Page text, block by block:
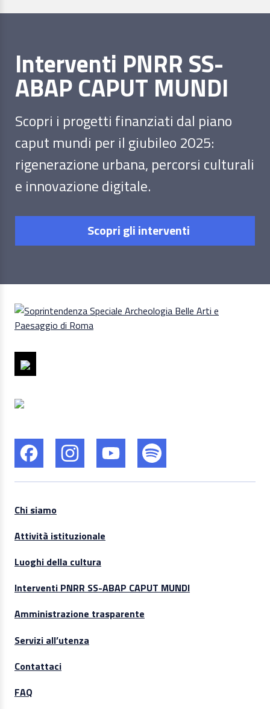
Interventi PNRR SS-
ABAP CAPUT MUNDI
Scopri i progetti finanziati dal piano
caput mundi per il giubileo 2025:
rigenerazione urbana, percorsi culturali
e innovazione digitale.
Scopri gli interventi
Chi siamo
Attività istituzionale
Luoghi della cultura
Interventi PNRR SS-ABAP CAPUT MUNDI
Amministrazione trasparente
Servizi all’utenza
Contattaci
FAQ